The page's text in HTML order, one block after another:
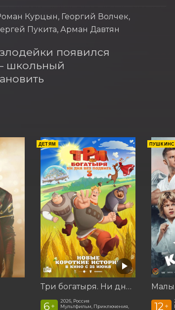
Курцын, Георгий Волчек,
Пукита, Арман Давтян
появился
школьный
ДЕТЯМ
Три богатыря. Ни дня без подвига 3
6 +
2026, Россия
Мультфильм, Приключения,
12 +